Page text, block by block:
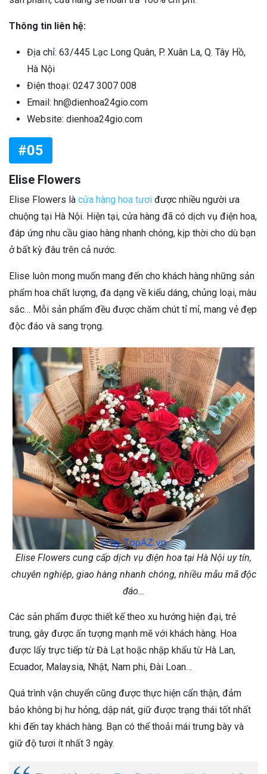
Thông tin liên hệ:
Địa chỉ: 63/445 Lạc Long Quân, P. Xuân La, Q. Tây Hồ,
Hà Nội
Điện thoại: 0247 3007 008
Email: hn@dienhoa24gio.com
Website: dienhoa24gio.com
#05
Elise Flowers
Elise Flowers là cửa hàng hoa tươi được nhiều người ưa
chuộng tại Hà Nội. Hiện tại, cửa hàng đã có dịch vụ điện hoa,
đáp ứng nhu cầu giao hàng nhanh chóng, kịp thời cho dù bạn
ở bất kỳ đâu trên cả nước.
Elise luôn mong muốn mang đến cho khách hàng những sản
phẩm hoa chất lượng, đa dạng về kiểu dáng, chủng loại, màu
sắc… Mỗi sản phẩm đều được chăm chút tỉ mỉ, mang vẻ đẹp
độc đáo và sang trọng.
Elise Flowers cung cấp dịch vụ điện hoa tại Hà Nội uy tín,
chuyên nghiệp, giao hàng nhanh chóng, nhiều mẫu mã độc
đáo…
Các sản phẩm được thiết kế theo xu hướng hiện đại, trẻ
trung, gây được ấn tượng mạnh mẽ với khách hàng. Hoa
được lấy trực tiếp từ Đà Lạt hoặc nhập khẩu từ Hà Lan,
Ecuador, Malaysia, Nhật, Nam phi, Đài Loan…
Quá trình vận chuyển cũng được thực hiện cẩn thận, đảm
bảo không bị hư hỏng, dập nát, giữ được trạng thái tốt nhất
khi đến tay khách hàng. Bạn có thể thoải mái trưng bày và
giữ độ tươi ít nhất 3 ngày.